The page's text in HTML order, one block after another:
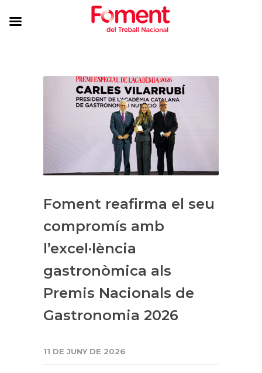
Foment reafirma el seu
compromís amb
l’excel·lència
gastronòmica als
Premis Nacionals de
Gastronomia 2026
11 DE JUNY DE 2026